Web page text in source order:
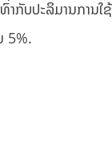
ກັບປະລິມານການໃ
5%.